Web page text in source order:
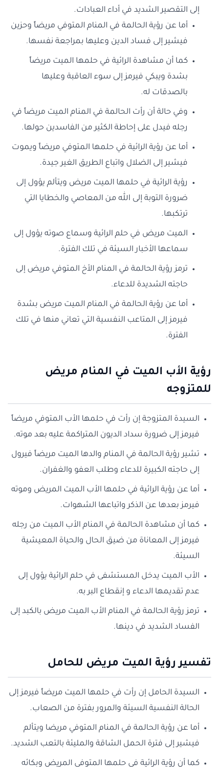
إلى التقصير الشديد في أداء العبادات.
أما عن رؤية الحالمة في المنام المتوفي مريضاً وحزين
فيشير إلى فساد الدين وعليها بمراجعة نفسها.
كما أن مشاهدة الرائية في حلمها الميت مريضاً
بشدة ويبكي فيرمز إلى سوء العاقبة وعليها
بالصدقات له.
وفي حالة أن رأت الحالمة في المنام الميت مريضاً في
رجله فيدل على إحاطة الكثير من الفاسدين حولها.
أما عن رؤية الرائية في حلمها المتوفي مريضاً ويموت
فيشير إلى الضلال واتباع الطريق الغير جيدة.
رؤية الرائية في حلمها الميت مريض ويتألم يؤول إلى
ضرورة التوبة إلى الله من المعاصي والخطايا التي
ترتكبها.
الميت مريض في حلم الرائية وسماع صوته يؤول إلى
سماعها الأخبار السيئة في تلك الفترة.
ترمز رؤية الحالمة في المنام الأخ المتوفي مريض إلى
حاجته الشديدة للدعاء.
أما عن رؤية الحالمة في المنام الميت مريض بشدة
فيرمز إلى المتاعب النفسية التي تعاني منها في تلك
الفترة.
رؤية الأب الميت في المنام مريض
للمتزوجه
السيدة المتزوجة إن رأت في حلمها الأب المتوفي مريضاً
فيرمز إلى ضرورة سداد الديون المتراكمة عليه بعد موته.
تشير رؤية الحالمة في المنام والدها الميت مريضاً فيرول
إلى حاجته الكبيرة للدعاء وطلب العفو والغفران.
أما عن رؤية الرائية في حلمها الأب الميت المريض وموته
فيرمز بعدها عن الذكر واتباعها الشهوات.
كما أن مشاهدة الحالمة في المنام الأب الميت من رجله
فيرمز إلى المعاناة من ضيق الحال والحياة المعيشية
السيئة.
الأب الميت يدخل المستشفى في حلم الرائية يؤول إلى
عدم تقديمها الدعاء و إنقطاع البر به.
ترمز رؤية الحالمة في المنام الأب الميت مريض بالكبد إلى
الفساد الشديد في دينها.
تفسير رؤية الميت مريض للحامل
السيدة الحامل إن رأت في حلمها الميت مريضاً فيرمز إلى
الحالة النفسية السيئة والمرور بفترة من الصعاب.
أما عن رؤية الحالمة في المنام المتوفي مريضا ويتألم
فيشير إلى فترة الحمل الشاقة والمليئة بالتعب الشديد.
كما أن رؤية الرائية فى حلمها المتوفي المريض وبكائه